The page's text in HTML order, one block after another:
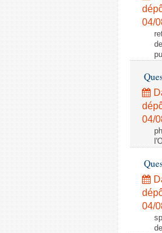
04/
04/
04/